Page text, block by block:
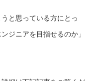
と思っている方にとっ
ジニアを目指せるのか」